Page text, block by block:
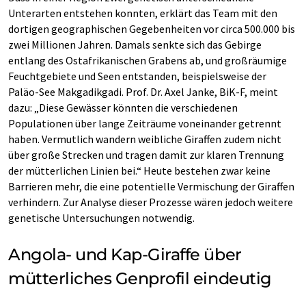
Unterarten entstehen konnten, erklärt das Team mit den
dortigen geographischen Gegebenheiten vor circa 500.000 bis
zwei Millionen Jahren. Damals senkte sich das Gebirge
entlang des Ostafrikanischen Grabens ab, und großräumige
Feuchtgebiete und Seen entstanden, beispielsweise der
Paläo-See Makgadikgadi. Prof. Dr. Axel Janke, BiK-F, meint
dazu: „Diese Gewässer könnten die verschiedenen
Populationen über lange Zeiträume voneinander getrennt
haben. Vermutlich wandern weibliche Giraffen zudem nicht
über große Strecken und tragen damit zur klaren Trennung
der mütterlichen Linien bei.“ Heute bestehen zwar keine
Barrieren mehr, die eine potentielle Vermischung der Giraffen
verhindern. Zur Analyse dieser Prozesse wären jedoch weitere
genetische Untersuchungen notwendig.
Angola- und Kap-Giraffe über
mütterliches Genprofil eindeutig